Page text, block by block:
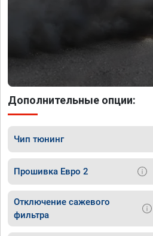
Дополнительные опции:
Чип тюнинг
Прошивка Евро 2
Отключение сажевого
фильтра